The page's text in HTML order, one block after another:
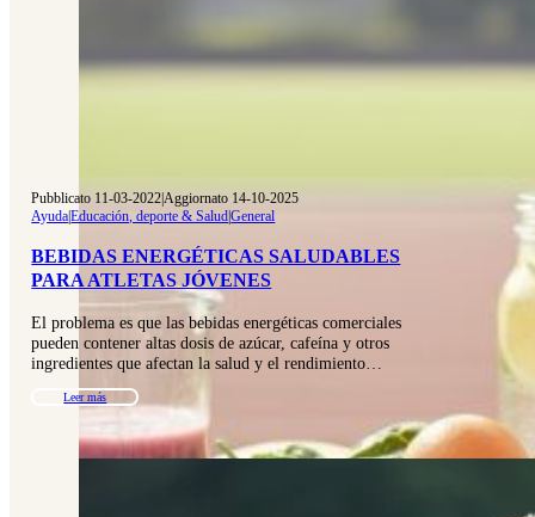
Pubblicato 11-03-2022|Aggiornato 14-10-2025
Ayuda|Educación, deporte & Salud|General
BEBIDAS ENERGÉTICAS SALUDABLES
PARA ATLETAS JÓVENES
El problema es que las bebidas energéticas comerciales
pueden contener altas dosis de azúcar, cafeína y otros
ingredientes que afectan la salud y el rendimiento…
Leer más